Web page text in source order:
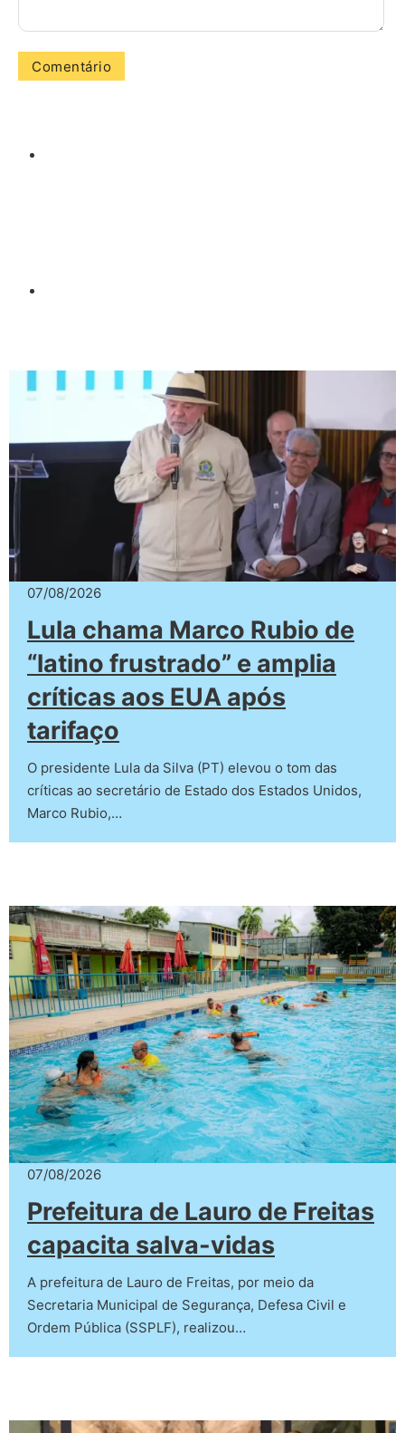
07/08/2026
Lula chama Marco Rubio de
“latino frustrado” e amplia
críticas aos EUA após
tarifaço
O presidente Lula da Silva (PT) elevou o tom das
críticas ao secretário de Estado dos Estados Unidos,
Marco Rubio,…
07/08/2026
Prefeitura de Lauro de Freitas
capacita salva-vidas
A prefeitura de Lauro de Freitas, por meio da
Secretaria Municipal de Segurança, Defesa Civil e
Ordem Pública (SSPLF), realizou…